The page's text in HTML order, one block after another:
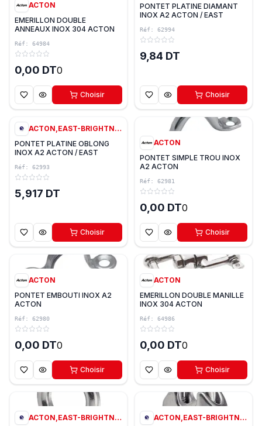
ACTON
EMERILLON DOUBLE
ANNEAUX INOX 304 ACTON
Réf: 64984
0,00 DT0
Choisir
PONTET PLATINE DIAMANT
INOX A2 ACTON / EAST
Réf: 62994
9,84 DT
Choisir
4variantes
ACTON,EAST-BRIGHTNESS
PONTET PLATINE OBLONG
INOX A2 ACTON / EAST
Réf: 62993
5,917 DT
Choisir
ACTON
PONTET SIMPLE TROU INOX
A2 ACTON
Réf: 62981
0,00 DT0
Choisir
ACTON
PONTET EMBOUTI INOX A2
ACTON
Réf: 62980
0,00 DT0
Choisir
ACTON
EMERILLON DOUBLE MANILLE
INOX 304 ACTON
Réf: 64986
0,00 DT0
Choisir
ACTON,EAST-BRIGHTNESS
ACTON,EAST-BRIGHTNESS